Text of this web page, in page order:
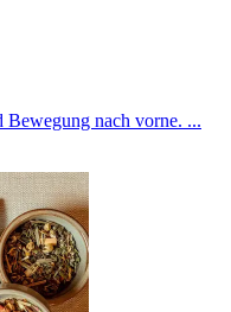
Bewegung nach vorne. ...